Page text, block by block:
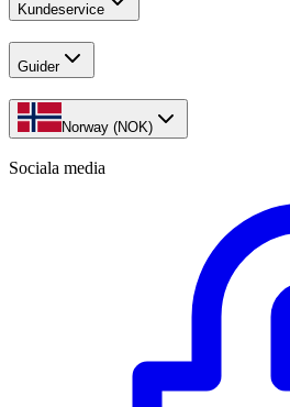
Kundeservice
Guider
Norway (NOK)
Sociala media